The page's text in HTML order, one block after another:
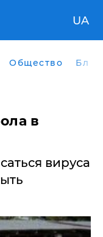
UA
Общество
в
вируса